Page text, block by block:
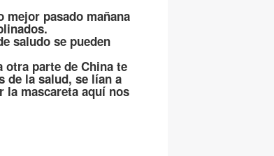
mejor pasado mañana
saludo se pueden
otra parte de China te
de la salud, se lían a
la mascareta aquí nos